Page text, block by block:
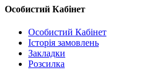
Особистий Кабінет
Особистий Кабінет
Історія замовлень
Закладки
Розсилка